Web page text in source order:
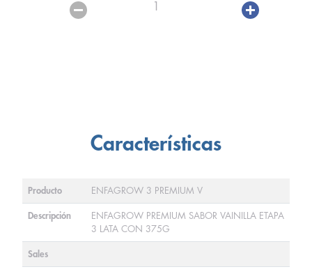
1
Características
Producto ENFAGROW 3 PREMIUM V
Descripción
ENFAGROW PREMIUM SABOR VAINILLA ETAPA
3 LATA CON 375G
Sales